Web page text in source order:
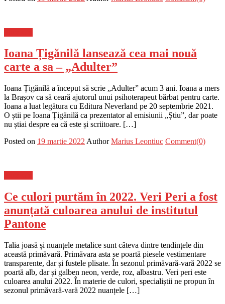
Ioana Țigănilă lansează cea mai nouă
carte a sa – „Adulter”
Ioana Țigănilă a început să scrie „Adulter” acum 3 ani. Ioana a mers
la Brașov ca să ceară ajutorul unui psihoterapeut bărbat pentru carte.
Ioana a luat legătura cu Editura Neverland pe 20 septembrie 2021.
O știi pe Ioana Țigănilă ca prezentator al emisiunii „Știu”, dar poate
nu știai despre ea că este și scriitoare. […]
Posted on 19 martie 2022 Author Marius Leontiuc Comment(0)
Ce culori purtăm în 2022. Veri Peri a fost
anunțată culoarea anului de institutul
Pantone
Talia joasă și nuanțele metalice sunt câteva dintre tendințele din
această primăvară. Primăvara asta se poartă piesele vestimentare
transparente, dar și fustele plisate. În sezonul primăvară-vară 2022 se
poartă alb, dar și galben neon, verde, roz, albastru. Veri peri este
culoarea anului 2022. În materie de culori, specialiștii ne propun în
sezonul primăvară-vară 2022 nuanțele […]